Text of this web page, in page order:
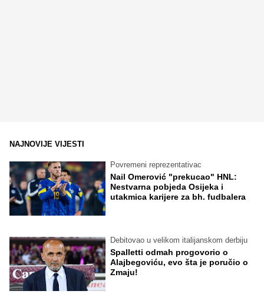
NAJNOVIJE VIJESTI
Povremeni reprezentativac
Nail Omerović "prekucao" HNL:
Nestvarna pobjeda Osijeka i
utakmica karijere za bh. fudbalera
Debitovao u velikom italijanskom derbiju
Spalletti odmah progovorio o
Alajbegoviću, evo šta je poručio o
Zmaju!